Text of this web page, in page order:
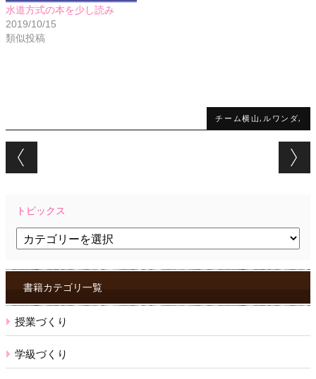
水道方式の本を少し読み
2019/10/15
類似投稿
チーム横山,ルワンダ,
Post navigation
トピックス
ク
ス書籍カテゴリ一覧
授業づくり
学級づくり